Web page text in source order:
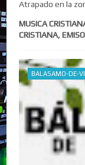
Atrapado en la
MUSICA
CRISTIANA,
BALASAMO-DE-